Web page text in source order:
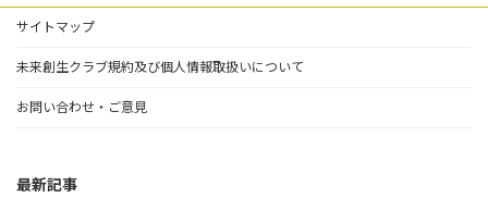
サイトマップ
未来創生クラブ規約及び個人情報取扱いについて
お問い合わせ・ご意見
最新記事